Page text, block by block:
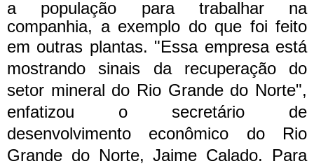
a população para trabalhar na
companhia, a exemplo do que foi feito
em outras plantas. "Essa empresa está
mostrando sinais da recuperação do
setor mineral do Rio Grande do Norte",
enfatizou o secretário de
desenvolvimento econômico do Rio
Grande do Norte, Jaime Calado. Para